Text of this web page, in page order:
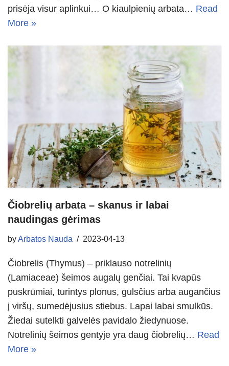
prisėja visur aplinkui… O kiaulpienių arbata… Read
More »
Čiobrelių arbata – skanus ir labai
naudingas gėrimas
byArbatos Nauda 2023-04-13
Čiobrelis (Thymus) – priklauso notrelinių
(Lamiaceae) šeimos augalų genčiai. Tai kvapūs
puskrūmiai, turintys plonus, gulsčius arba augančius
į viršų, sumedėjusius stiebus. Lapai labai smulkūs.
Žiedai sutelkti galvelės pavidalo žiedynuose.
Notrelinių šeimos gentyje yra daug čiobrelių… Read
More »